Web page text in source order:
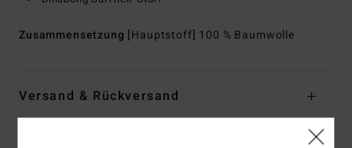
Zusammensetzung [Hauptstoff] 100 % Baumwolle
Versand & Rückversand